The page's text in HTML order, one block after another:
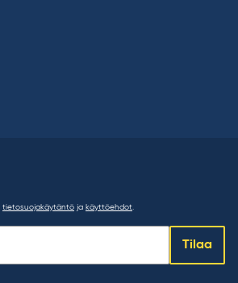
tietosuojakäytäntö ja käyttöehdot
Tilaa